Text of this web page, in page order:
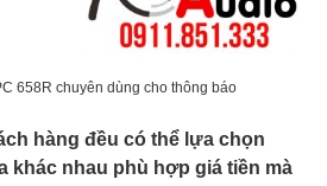
658R chuyên dùng cho thông báo
hàng đều có thể lựa chọn
khác nhau phù hợp giá tiền mà